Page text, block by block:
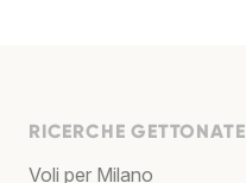
RICERCHE GETTONATE
Voli per Milano